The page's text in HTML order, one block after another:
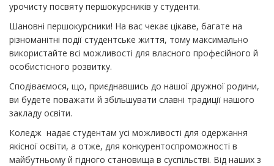
урочисту посвяту першокурсників у студенти.
Шановні першокурсники! На вас чекає цікаве, багате на
різноманітні події студентське життя, тому максимально
використайте всі можливості для власного професійного й
особистісного розвитку.
Сподіваємося, що, приєднавшись до нашої дружної родини,
ви будете поважати й збільшувати славні традиції нашого
закладу освіти.
Коледж надає студентам усі можливості для одержання
якісної освіти, а отже, для конкурентоспроможності в
майбутньому й гідного становища в суспільстві. Від наших з